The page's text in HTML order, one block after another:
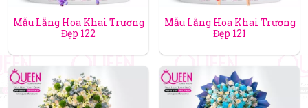
Mẫu Lẵng Hoa Khai Trương
Đẹp 122
Mẫu Lẵng Hoa Khai Trương
Đẹp 121